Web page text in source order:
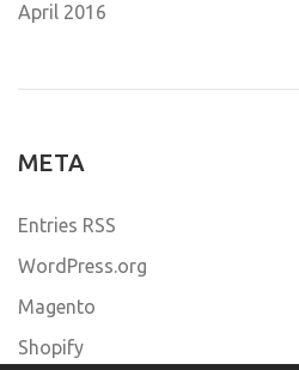
April 2016
META
Entries RSS
WordPress.org
Magento
Shopify